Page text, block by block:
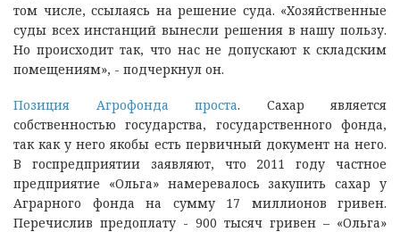
том числе, ссылаясь на решение суда. «Хозяйственные
суды всех инстанций вынесли решения в нашу пользу.
Но происходит так, что нас не допускают к складским
помещениям», - подчеркнул он.
Позиция Агрофонда проста. Сахар является
собственностью государства, государственного фонда,
так как у него якобы есть первичный документ на него.
В госпредприятии заявляют, что 2011 году частное
предприятие «Ольга» намеревалось закупить сахар у
Аграрного фонда на сумму 17 миллионов гривен.
Перечислив предоплату - 900 тысяч гривен – «Ольга»